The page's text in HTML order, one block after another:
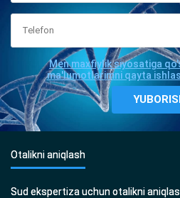
Men maxfiylik siyosatiga
ma'lumotlarimni qayta
Otalikni aniqlash
Sud ekspertiza uchun otalikni